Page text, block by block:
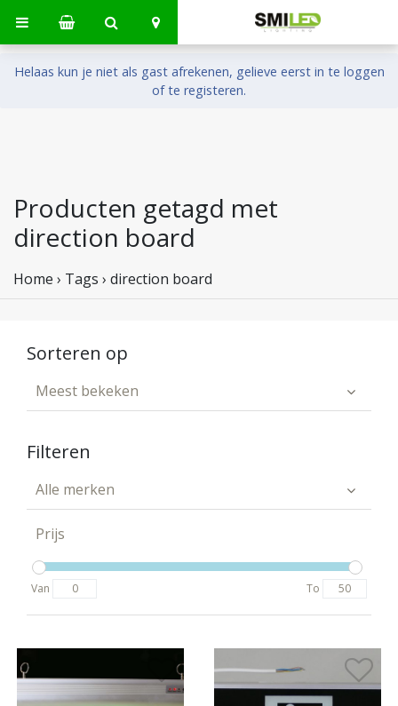
Helaas kun je niet als gast afrekenen, gelieve eerst in te loggen
of te registeren.
Producten getagd met
direction board
Home › Tags › direction board
Sorteren op
Meest bekeken
Filteren
Alle merken
Prijs
Van To